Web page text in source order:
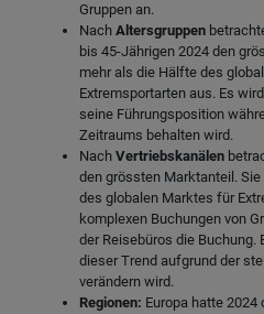
Gruppen an.
Nach Altersgruppen
bis 45-Jährigen 2024 den
mehr als die Hälfte des
Extremsportarten aus. Es
seine Führungsposition
Zeitraums behalten wird.
Nach Vertriebskanälen
den grössten Marktanteil.
des globalen Marktes für
komplexen Buchungen von
der Reisebüros die Buchung.
dieser Trend aufgrund der
verändern wird.
Regionen: Europa hatte